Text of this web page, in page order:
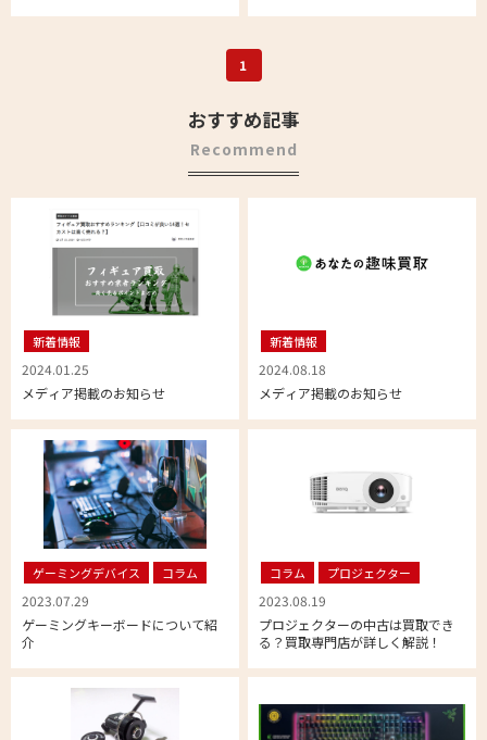
1
おすすめ記事
Recommend
新着情報
2024.01.25
メディア掲載のお知らせ
新着情報
2024.08.18
メディア掲載のお知らせ
ゲーミングデバイス コラム
2023.07.29
ゲーミングキーボードについて紹
介
コラム プロジェクター
2023.08.19
プロジェクターの中古は買取でき
る？買取専門店が詳しく解説！